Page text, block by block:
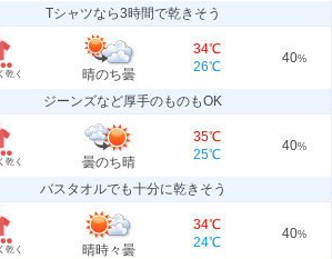
Tシャツなら3時間で乾きそう
乾く 晴のち曇
34℃
26℃
40%
ジーンズなど厚手のものもOK
乾く 曇のち晴
35℃
25℃
40%
バスタオルでも十分に乾きそう
乾く 晴時々曇
34℃
24℃
40%